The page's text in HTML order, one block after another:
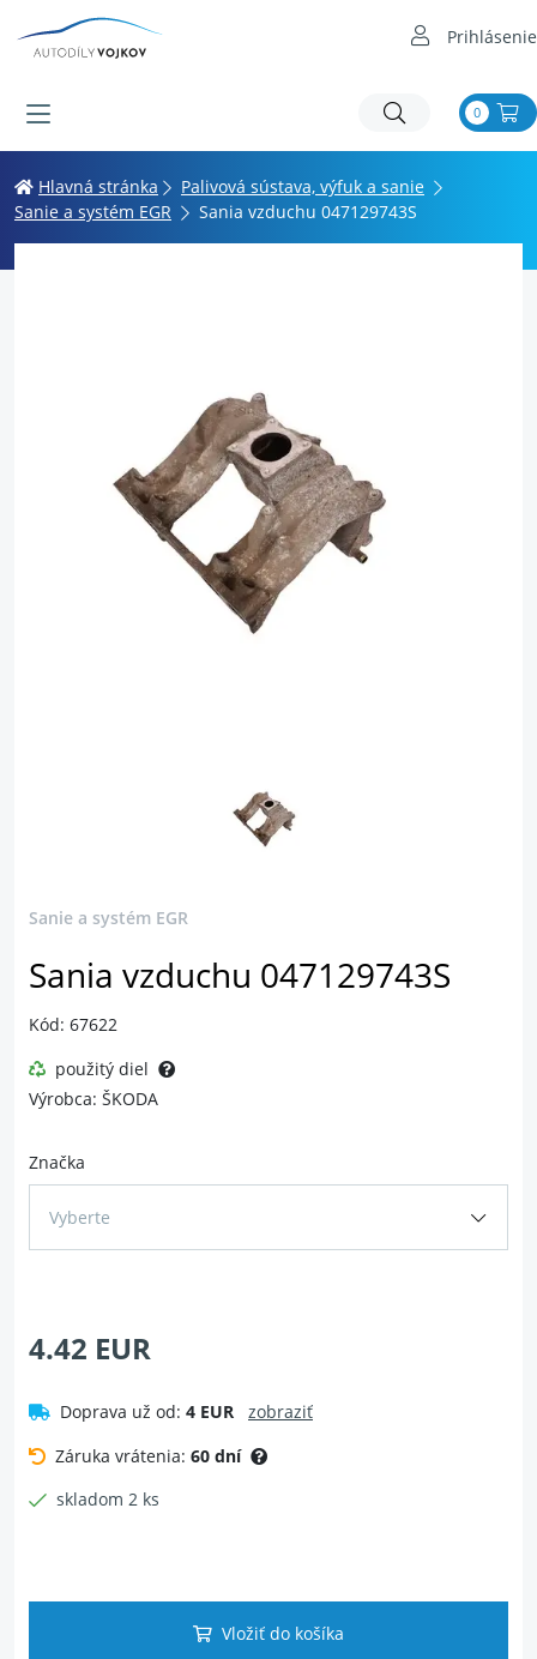
Prihlásenie
0
Hlavná stránka
Palivová sústava, výfuk a sanie
Sanie a systém EGR
Sania vzduchu 047129743S
Sanie a systém EGR
Sania vzduchu 047129743S
Kód: 67622
použitý diel
Výrobca: ŠKODA
Značka
Vyberte
4.42 EUR
Doprava už od: 4 EUR
zobraziť
Záruka vrátenia: 60 dní
skladom 2 ks
Vložiť do košíka